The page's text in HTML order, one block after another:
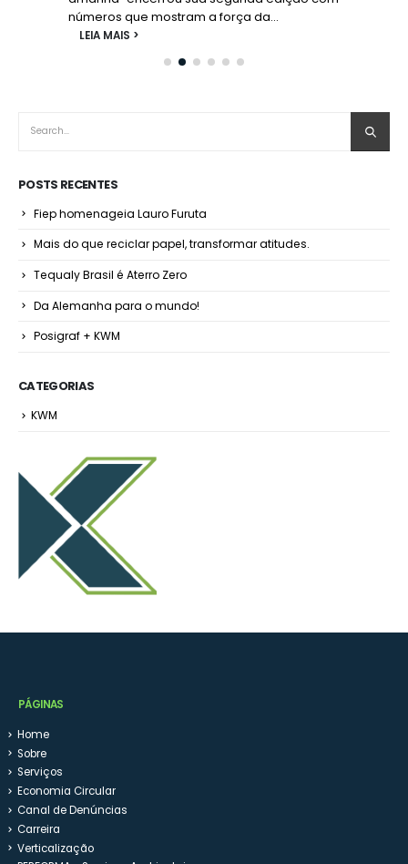
números que mostram a força da...
LEIA MAIS
POSTS RECENTES
Fiep homenageia Lauro Furuta
Mais do que reciclar papel, transformar atitudes.
Tequaly Brasil é Aterro Zero
Da Alemanha para o mundo!
Posigraf + KWM
CATEGORIAS
KWM
PÁGINAS
Home
Sobre
Serviços
Economia Circular
Canal de Denúncias
Carreira
Verticalização